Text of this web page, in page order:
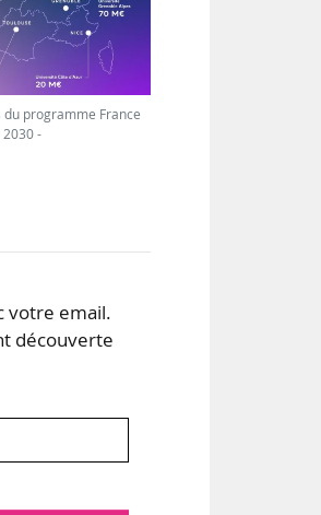
du programme France
2030 -
votre email.
découverte